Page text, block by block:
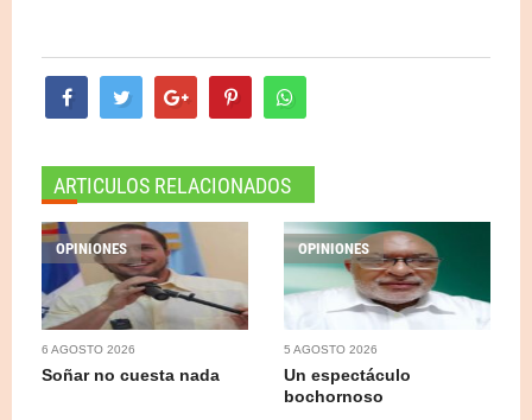
ARTICULOS RELACIONADOS
OPINIONES
6 AGOSTO 2026
Soñar no cuesta nada
OPINIONES
5 AGOSTO 2026
Un espectáculo
bochornoso